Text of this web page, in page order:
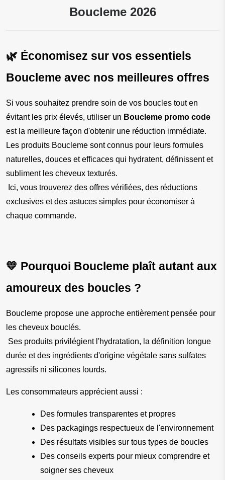
Boucleme 2026
🌿 Économisez sur vos essentiels
Boucleme avec nos meilleures offres
Si vous souhaitez prendre soin de vos boucles tout en
évitant les prix élevés, utiliser un Boucleme promo code
est la meilleure façon d'obtenir une réduction immédiate.
Les produits Boucleme sont connus pour leurs formules
naturelles, douces et efficaces qui hydratent, définissent et
subliment les cheveux texturés.
exclusives et des astuces simples pour économiser à
chaque commande.
💛 Pourquoi Boucleme plaît autant aux
amoureux des boucles ?
Boucleme propose une approche entièrement pensée pour
les cheveux bouclés.
durée et des ingrédients d'origine végétale sans sulfates
agressifs ni silicones lourds.
Les consommateurs apprécient aussi :
Des formules transparentes et propres
Des packagings respectueux de l'environnement
Des résultats visibles sur tous types de boucles
Des conseils experts pour mieux comprendre et
soigner ses cheveux